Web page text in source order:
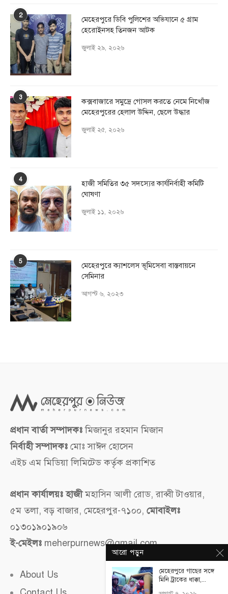
2
মেহেরপুরে ডিবি পুলিশের অভিযানে ৫ গ্রাম
হেরোইনসহ তিনজন আটক
জুলাই ২৯, ২০২৬
3
কক্সবাজারে সমুদ্রে গোসল করতে নেমে নিখোঁজ
মেহেরপুরের হেলাল উদ্দিন, ছেলে উদ্ধার
জুলাই ২৫, ২০২৬
4
হাজী সমিতির ৩৫ সদস্যের কার্যনির্বাহী কমিটি
ঘোষণা
জুলাই ১১, ২০২৬
5
মেহেরপুরে ক্যাশলেস ভূমিসেবা বাস্তবায়নে
সেমিনার
আগস্ট ৬, ২০২৩
প্রধান বার্তা সম্পাদকঃমিজানুর রহমান মিজান
নির্বাহী সম্পাদকঃ মোঃ সাঈদ হোসেন
এইচ এম মিডিয়া লিমিটেড কর্তৃক প্রকাশিত
প্রধান কার্যালয়ঃ হাজীমহাসিন আলী রোড, রাব্বী টাওয়ার,
৫ম তলা, বড় বাজার, মেহেরপুর-৭১০০, মোবাইলঃ
০১৩০১৯০১৯০৬
ই-মেইলঃ meherpurnews@gmail.com
About Us
আরো পড়ুন
মেহেরপুরে গাছের সঙ্গে
মিনি ট্রাকের ধাক্কা,...